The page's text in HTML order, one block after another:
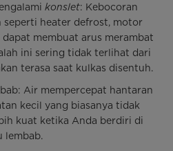
konslet: Kebocoran
seperti heater defrost, motor
membuat arus merambat
ini sering tidak terlihat dari
terasa saat kulkas disentuh.
Air mempercepat hantaran
kecil yang biasanya tidak
kuat ketika Anda berdiri di
lembab.